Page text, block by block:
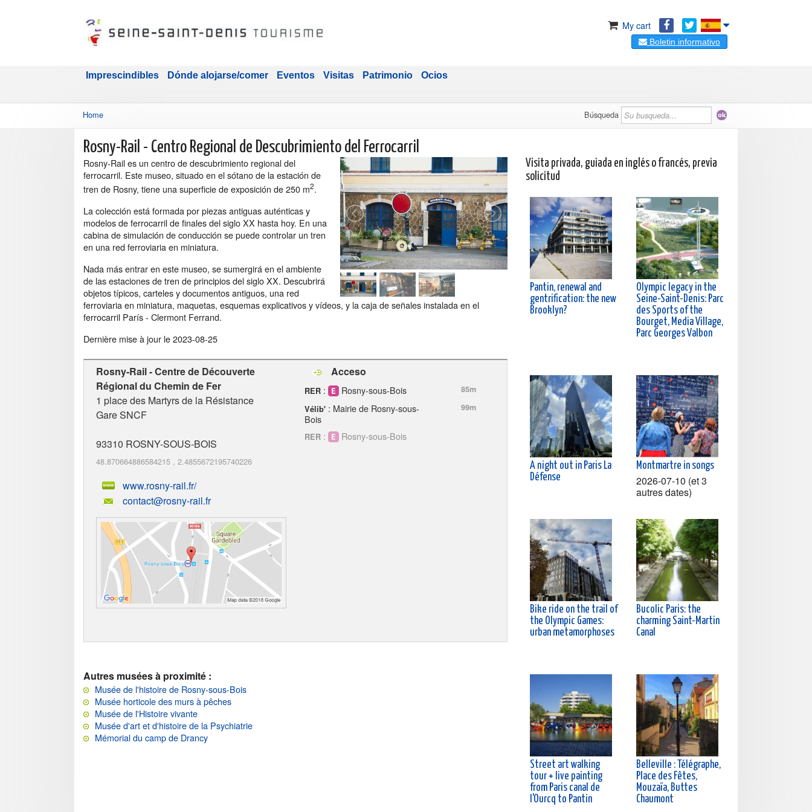
My cart
Boletin informativo
Imprescindibles Dónde alojarse/comer Eventos Visitas Patrimonio Ocios
Home Búsqueda
Rosny-Rail - Centro Regional de Descubrimiento del Ferrocarril
Rosny-Rail es un centro de descubrimiento regional del
ferrocarril. Este museo, situado en el sótano de la estación de
tren de Rosny, tiene una superficie de exposición de 250 m2.
La colección está formada por piezas antiguas auténticas y
modelos de ferrocarril de finales del siglo XX hasta hoy. En una
cabina de simulación de conducción se puede controlar un tren
en una red ferroviaria en miniatura.
Nada más entrar en este museo, se sumergirá en el ambiente
de las estaciones de tren de principios del siglo XX. Descubrirá
objetos típicos, carteles y documentos antiguos, una red
ferroviaria en miniatura, maquetas, esquemas explicativos y vídeos, y la caja de señales instalada en el
ferrocarril París - Clermont Ferrand.
Dernière mise à jour le2023-08-25
Rosny-Rail - Centre de Découverte
Régional du Chemin de Fer
1 place des Martyrs de la Résistance
Gare SNCF
93310 ROSNY-SOUS-BOIS
48.870664886584215 , 2.4855672195740226
www.rosny-rail.fr/
contact@rosny-rail.fr
Acceso
RER : Rosny-sous-Bois
85m
Vélib' : Mairie de Rosny-sous-
Bois
99m
RER : Rosny-sous-Bois
Autres musées à proximité :
Musée de l'histoire de Rosny-sous-Bois
Musée horticole des murs à pêches
Musée de l'Histoire vivante
Musée d'art et d'histoire de la Psychiatrie
Mémorial du camp de Drancy
Visita privada, guiada en inglés o francés, previa
solicitud
Pantin, renewal and
gentrification: the new
Brooklyn?
Olympic legacy in the
Seine-Saint-Denis: Parc
des Sports of the
Bourget, Media Village,
Parc Georges Valbon
A night out in Paris La
Défense
Montmartre in songs
2026-07-10 (et 3
autres dates)
Bike ride on the trail of
the Olympic Games:
urban metamorphoses
Bucolic Paris: the
charming Saint-Martin
Canal
Street art walking
tour + live painting
from Paris canal de
l'Ourcq to Pantin
Belleville : Télégraphe,
Place des Fêtes,
Mouzaïa, Buttes
Chaumont